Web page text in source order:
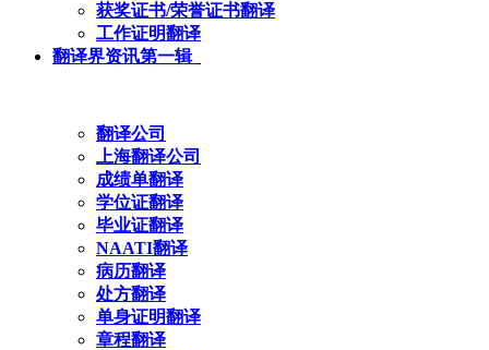
获奖证书/荣誉证书翻译
工作证明翻译
翻译界资讯第一辑
翻译公司
上海翻译公司
成绩单翻译
学位证翻译
毕业证翻译
NAATI翻译
病历翻译
处方翻译
单身证明翻译
章程翻译